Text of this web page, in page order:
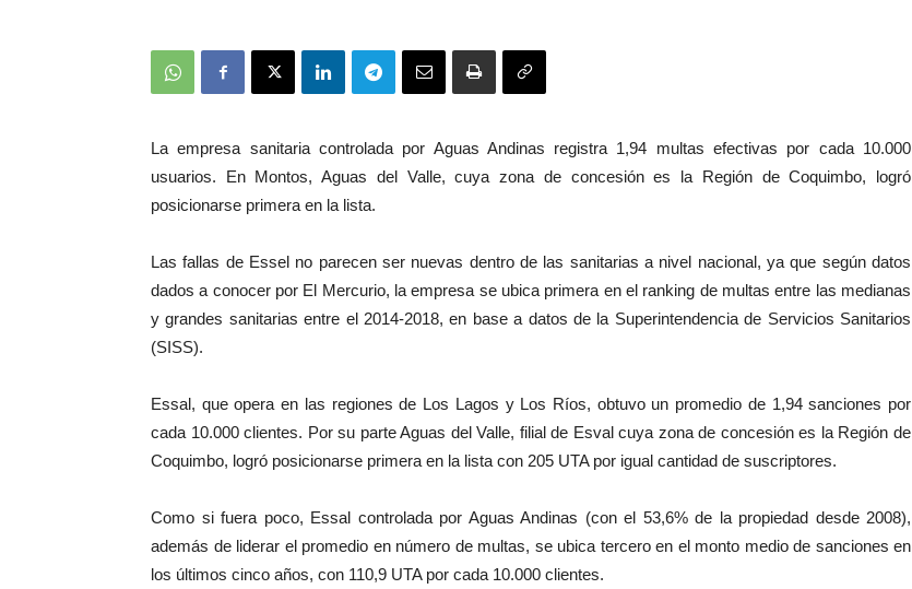
La empresa sanitaria controlada por Aguas Andinas registra 1,94 multas efectivas por cada 10.000
usuarios. En Montos, Aguas del Valle, cuya zona de concesión es la Región de Coquimbo, logró
posicionarse primera en la lista.
Las fallas de Essel no parecen ser nuevas dentro de las sanitarias a nivel nacional, ya que según datos
dados a conocer por El Mercurio, la empresa se ubica primera en el ranking de multas entre las medianas
y grandes sanitarias entre el 2014-2018, en base a datos de la Superintendencia de Servicios Sanitarios
(SISS).
Essal, que opera en las regiones de Los Lagos y Los Ríos, obtuvo un promedio de 1,94 sanciones por
cada 10.000 clientes. Por su parte Aguas del Valle, filial de Esval cuya zona de concesión es la Región de
Coquimbo, logró posicionarse primera en la lista con 205 UTA por igual cantidad de suscriptores.
Como si fuera poco, Essal controlada por Aguas Andinas (con el 53,6% de la propiedad desde 2008),
además de liderar el promedio en número de multas, se ubica tercero en el monto medio de sanciones en
los últimos cinco años, con 110,9 UTA por cada 10.000 clientes.